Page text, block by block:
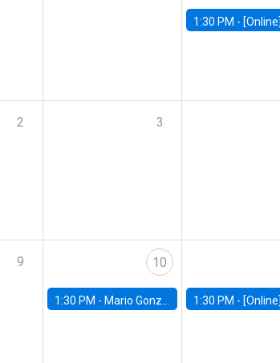
1:30 PM - [Online] Ana Tur
2 3
9 10
1:30 PM - Mario González, Banco Central de Chile 1:30 PM - [Online] Sarah Armitage,